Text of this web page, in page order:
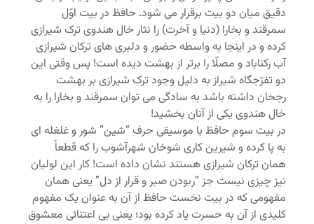
دقیق میان دو بیت برقرار می شود. حافظ در بیت اوّل
سمرقند و بخارا (دنیا و آخرت) را نثار خال هندوی ترک شیرازی
کرده و در اینجا به واسطه حضور و دلبری های ترکان شیرازی
آب رکناباد و مصلّا را برتر از بهشت دیده است! پس وقتی این
دو تفرّجگاه شیراز به دلیل وجود ترک شیرازی بر بهشت
رجحان داشته باشد به سادگی می توان سمرقند و بخارا را به
خال هندوی یکی از آنان بخشید!
در بیت سوم حافظ با موسیقی حرف “شین” شور و غلغله ای
به پا کرده و شیرین کاری شوخان شهرآشوب را که قطعاً
همان ترکان شیرازی هستند نشان داده است! کار این لولیان
نیز چیزی نیست جز “ربودن صبر و قرار از دل” یعنی همان
مفهومی که در بیت نخست حافظ از آن به عنوان یک مفهوم
کلیدی از آن به حسرت یاد کرده بود؛ یعنی بی اعتنائی معشوق